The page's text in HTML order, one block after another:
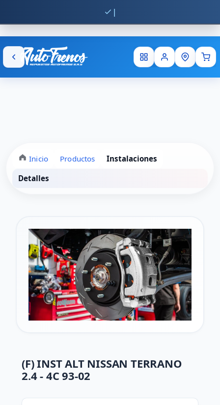
Envío
Inicio Productos
Instalaciones
Detalles
(F) INST ALT NISSAN TERRANO
2.4 - 4C 93-02